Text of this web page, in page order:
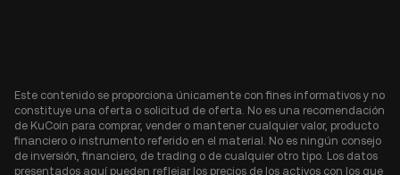
Este contenido se proporciona únicamente con fines informativos y no
constituye una oferta o solicitud de oferta. No es una recomendación
de KuCoin para comprar, vender o mantener cualquier valor, producto
financiero o instrumento referido en el material. No es ningún consejo
de inversión, financiero, de trading o de cualquier otro tipo. Los datos
presentados aquí pueden reflejar los precios de los activos con los que